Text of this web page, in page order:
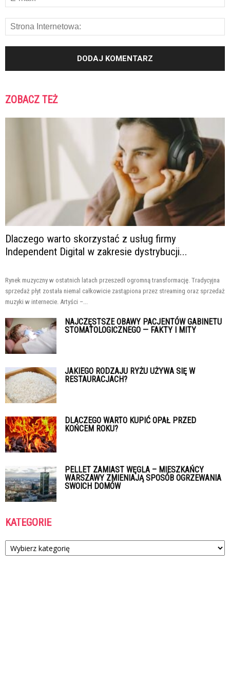
ZOBACZ TEŻ
Dlaczego warto skorzystać z usług firmy
Independent Digital w zakresie dystrybucji...
Rynek muzyczny w ostatnich latach przeszedł ogromną transformację. Tradycyjna
sprzedaż płyt została niemal całkowicie zastąpiona przez streaming oraz sprzedaż
muzyki w internecie. Artyści –...
NAJCZĘSTSZE OBAWY PACJENTÓW GABINETU
STOMATOLOGICZNEGO — FAKTY I MITY
JAKIEGO RODZAJU RYŻU UŻYWA SIĘ W
RESTAURACJACH?
DLACZEGO WARTO KUPIĆ OPAŁ PRZED
KOŃCEM ROKU?
PELLET ZAMIAST WĘGLA – MIESZKAŃCY
WARSZAWY ZMIENIAJĄ SPOSÓB OGRZEWANIA
SWOICH DOMÓW
KATEGORIE
Kategorie